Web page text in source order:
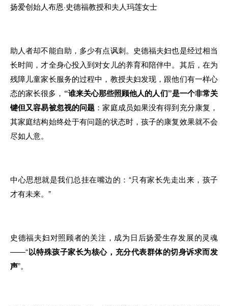
扬爱创始人布恩·史德福教授和夫人玛莲女士
助人者却不能自助， 多少有点讽刺。 史德福夫妇也是经过相当
长时间 ， 才全身心投入到对女儿的养育和陪伴中。其后， 在为
残障儿童家长服务的过程中 ， 教授夫妇发现，跟他们有一样心
态的家长很多 ， “谁来关心那些照顾他人的人们”是一个非常关
键但又容易被忽视的问题 ：家庭成员如果没有得到充分康复 ，
其家庭结构始终处于有问题的状态时，孩子的康复效果就不会
尽如人意。
中心思想就是我们总挂在嘴边的：“只有家长先走出来 ， 孩子
才有未来。 ”
史德福夫妇对照顾者的关注 ，成为日后扬爱生存发展的灵魂
——“以特殊孩子家长为核心，充分代表群体的切身诉求而发
声”。